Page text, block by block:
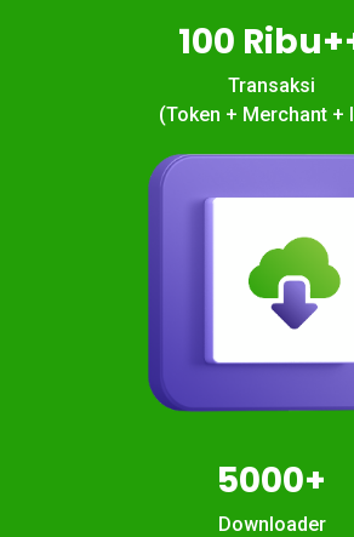
100
Transaksi
(Token + Merchant +
5000+
Downloader